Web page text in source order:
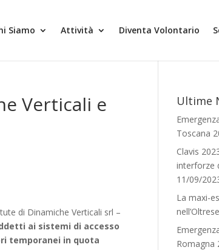
Siamo Attività Diventa Volontario
Verticali e
di Dinamiche Verticali srl –
ai sistemi di accesso
temporanei in quota
Ultime
Toscana
Clavis
interforze
11/09/
La maxi-
Romagna